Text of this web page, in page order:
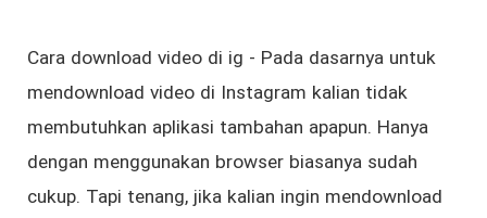
Cara download video di ig - Pada dasarnya untuk
mendownload video di Instagram kalian tidak
membutuhkan aplikasi tambahan apapun. Hanya
dengan menggunakan browser biasanya sudah
cukup. Tapi tenang, jika kalian ingin mendownload